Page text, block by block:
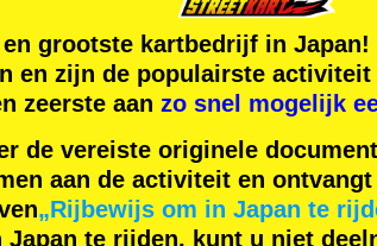
grootste kartbedrijf in Japan!
en zijn de populairste activiteit
zeerste aan zo snel mogelijk
de vereiste originele
aan de activiteit en
„Rijbewijs om in Japan te
te rijden, kunt u niet